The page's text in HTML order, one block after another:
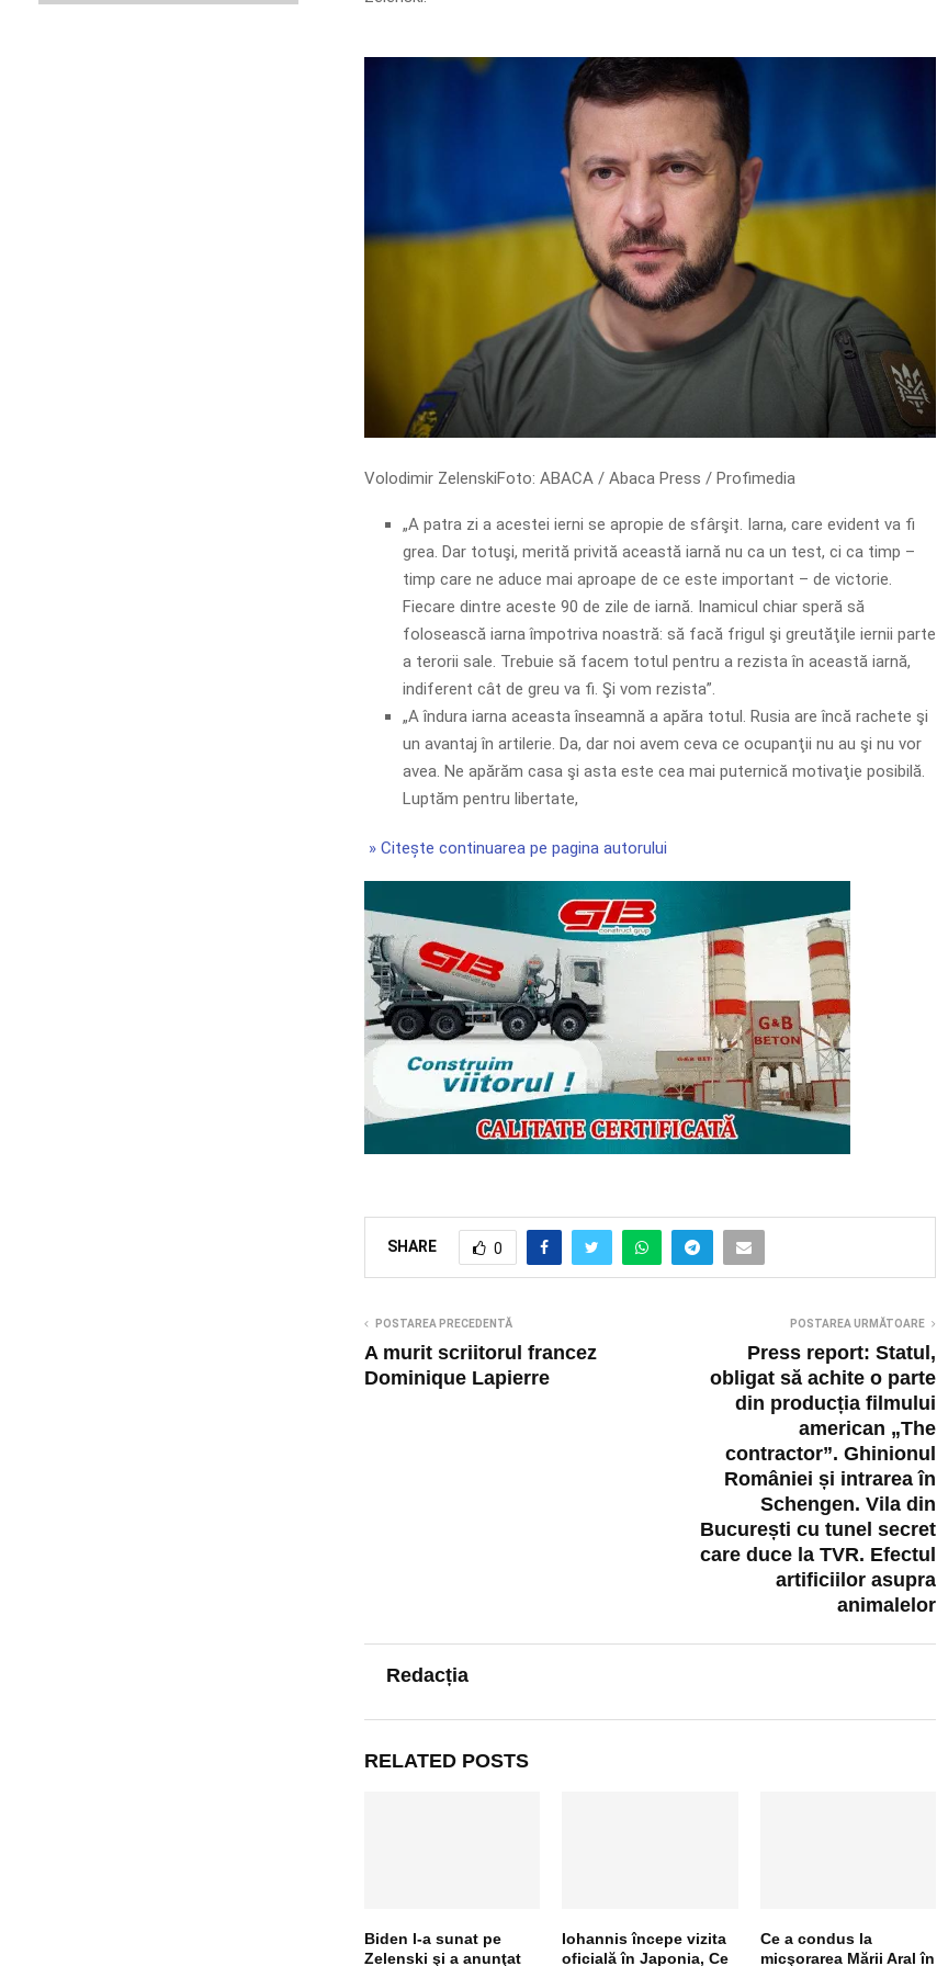
Volodimir ZelenskiFoto: ABACA / Abaca Press / Profimedia
„A patra zi a acestei ierni se apropie de sfârşit. Iarna, care evident va fi
grea. Dar totuşi, merită privită această iarnă nu ca un test, ci ca timp –
timp care ne aduce mai aproape de ce este important – de victorie.
Fiecare dintre aceste 90 de zile de iarnă. Inamicul chiar speră să
folosească iarna împotriva noastră: să facă frigul şi greutăţile iernii parte
a terorii sale. Trebuie să facem totul pentru a rezista în această iarnă,
indiferent cât de greu va fi. Şi vom rezista”.
„A îndura iarna aceasta înseamnă a apăra totul. Rusia are încă rachete şi
un avantaj în artilerie. Da, dar noi avem ceva ce ocupanţii nu au şi nu vor
avea. Ne apărăm casa şi asta este cea mai puternică motivaţie posibilă.
Luptăm pentru libertate,
» Citește continuarea pe pagina autorului
SHARE 0
POSTAREA PRECEDENTĂ
A murit scriitorul francez
Dominique Lapierre
POSTAREA URMĂTOARE
Press report: ​​Statul,
obligat să achite o parte
din producția filmului
american „The
contractor”. Ghinionul
României și intrarea în
Schengen. Vila din
București cu tunel secret
care duce la TVR. Efectul
artificiilor asupra
animalelor
Redacția
RELATED POSTS
Biden l-a sunat pe
Zelenski şi a anunţat
Iohannis începe vizita
oficială în Japonia, Ce
Ce a condus la
micşorarea Mării Aral în